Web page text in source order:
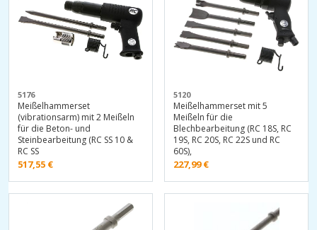
5176
Meißelhammerset
(vibrationsarm) mit 2 Meißeln
für die Beton- und
Steinbearbeitung (RC SS 10 &
RC SS
517,55 €
5120
Meißelhammerset mit 5
Meißeln für die
Blechbearbeitung (RC 18S, RC
19S, RC 20S, RC 22S und RC
60S),
227,99€